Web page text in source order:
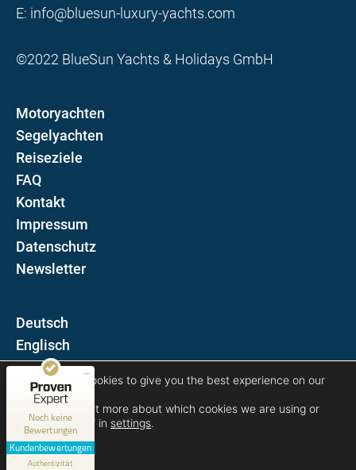
E: info@bluesun-luxury-yachts.com
©2022 BlueSun Yachts & Holidays GmbH
Motoryachten
Segelyachten
Reiseziele
FAQ
Kontakt
Impressum
Datenschutz
Newsletter
D
E
Folgen Sie uns auf
We are using cookies to give you the best experience on our
website.
You can find out more about which cookies we are using or
switch them off in settings.
Accept
Noch keine
Bewertungen
Kundenbewertungen
Authentizität
MANGELHAFT
0,00 / 5,00
Erfahren Sie mehr über dieses Bewertungssiegel